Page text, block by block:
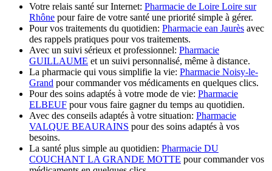
Votre relais santé sur Internet: Pharmacie de Loire Loire sur
Rhône pour faire de votre santé une priorité simple à gérer.
Pour vos traitements du quotidien: Pharmacie ean Jaurès avec
des rappels pratiques pour vos traitements.
Avec un suivi sérieux et professionnel: Pharmacie
GUILLAUME et un suivi personnalisé, même à distance.
La pharmacie qui vous simplifie la vie: Pharmacie Noisy-le-
Grand pour commander vos médicaments en quelques clics.
Pour des soins adaptés à votre mode de vie: Pharmacie
ELBEUF pour vous faire gagner du temps au quotidien.
Avec des conseils adaptés à votre situation: Pharmacie
VALQUE BEAURAINS pour des soins adaptés à vos
besoins.
La santé plus simple au quotidien: Pharmacie DU
COUCHANT LA GRANDE MOTTE pour commander vos